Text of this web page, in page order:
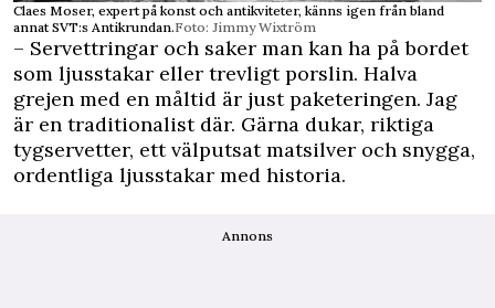
Claes Moser, expert på konst och antikviteter, känns igen från bland
annat SVT:s Antikrundan.Foto: Jimmy Wixtröm
– Servettringar och saker man kan ha på bordet
som ljusstakar eller trevligt porslin. Halva
grejen med en måltid är just paketeringen. Jag
är en traditionalist där. Gärna dukar, riktiga
tygservetter, ett välputsat matsilver och snygga,
ordentliga ljusstakar med historia.
Annons